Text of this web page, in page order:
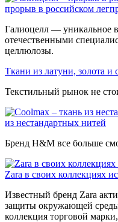
прорыв в российском
Галиоцелл — уникальное
отечественными
целлюлозы.
Ткани из латуни, золота и
Текстильный рынок не
из нестандартных нитей
Бренд H&M все больше
Zara в своих коллекциях
Известный бренд Zara
защиты окружающей
коллекция торговой